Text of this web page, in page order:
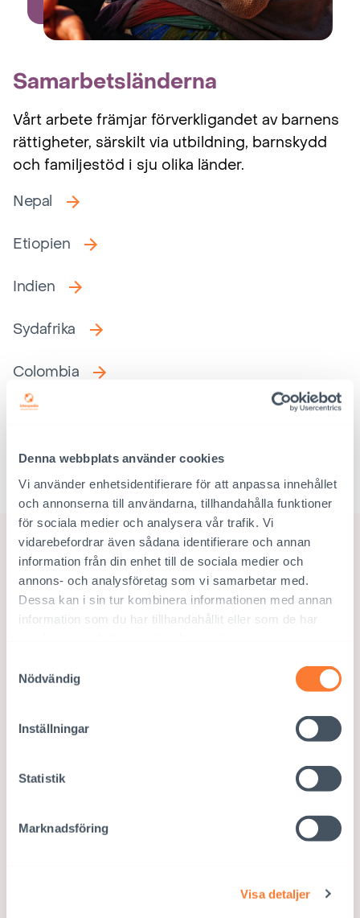
Denna webbplats använder cookies
Vi använder enhetsidentifierare för att anpassa innehållet
och annonserna till användarna, tillhandahålla funktioner
för sociala medier och analysera vår trafik. Vi
vidarebefordrar även sådana identifierare och annan
information från din enhet till de sociala medier och
annons- och analysföretag som vi samarbetar med.
Dessa kan i sin tur kombinera informationen med annan
information som du har tillhandahållit eller som de har
Nödvändig
Inställningar
Statistik
Marknadsföring
Visa detaljer
Samarbetsländerna
Vårt arbete främjar förverkligandet av barnens
rättigheter, särskilt via utbildning, barnskydd
och familjestöd i sju olika länder.
Nepal
Etiopien
Indien
Sydafrika
Colombia
Thailand
Bangladesh